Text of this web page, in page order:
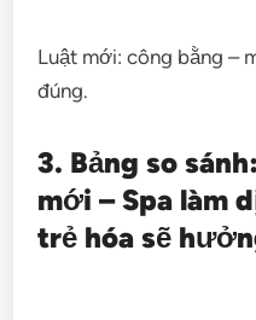
Luật mới: công bằng –
đúng.
3. Bảng so
mới – Spa làm
trẻ hóa sẽ